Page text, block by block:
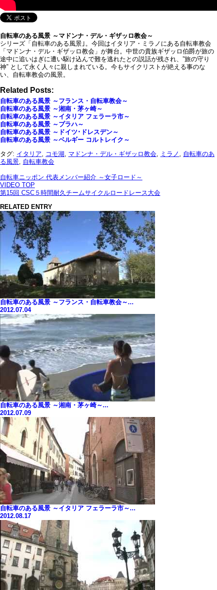
自転車のある風景 ～マドンナ・デル・ギザッロ教会～
シリーズ「自転車のある風景｣。今回はイタリア・ミラノにある自転車教会
「マドンナ・デル・ギザッロ教会」が舞台。中世の貴族ギザッロ伯爵が旅の
途中に追いはぎに遭い駆け込んで難を逃れたとの説話が残され、”旅の守り
神” として永く人々に親しまれている。今もサイクリストが絶える事のな
い、自転車教会の風景。
Related Posts:
自転車のある風景 ～フランス・自転車教会～
自転車のある風景 ～湘南・茅ヶ崎～
自転車のある風景 ～イタリア フェラーラ市～
自転車のある風景 ～プラハ～
自転車のある風景 ～ドイツ･ドレスデン～
自転車のある風景 ～ベルギー コルトレイク～
タグ: イタリア, コモ湖, マドンナ・デル・ギザッロ教会, ミラノ , 自転車のあ
る風景, 自転車教会
自転車ニッポン 代表メンバー紹介 ～女子ロード～
VIDEO TOP
第15回 CSC５時間耐久チームサイクルロードレース大会
RELATED ENTRY
自転車のある風景 ～フランス・自転車教会～...
2012.07.04
自転車のある風景 ～湘南・茅ヶ崎～...
2012.07.09
自転車のある風景 ～イタリア フェラーラ市～...
2012.08.17